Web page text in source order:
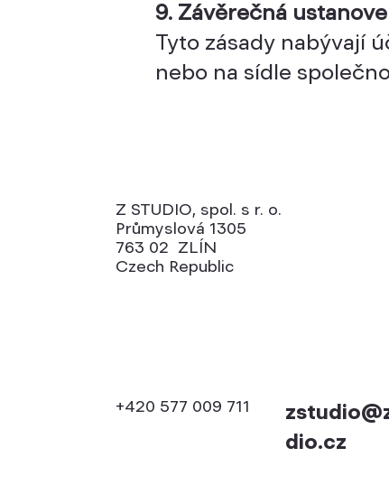
9. Závěrečná
Tyto zásady nabývají
nebo na sídle
Z STUDIO, spol. s r. o.
Průmyslová 1305
763 02 ZLÍN
Czech Republic
+420 577 009 711
dio.cz